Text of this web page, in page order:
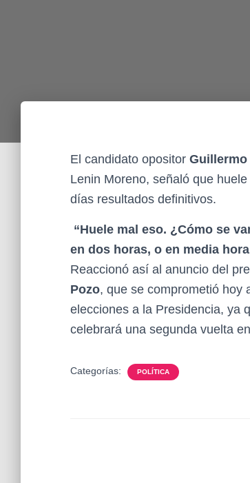
El candidato opositor Guillermo
Lenin Moreno, señaló que
días resultados definitivos.
“Huele mal eso. ¿Cómo se
en dos horas, o en media
Reaccionó así al anuncio del
Pozo, que se comprometió hoy
elecciones a la Presidencia, ya
celebrará una segunda vuelta
Categorías: POLÍTICA